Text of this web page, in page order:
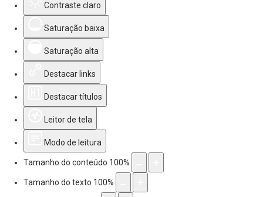
Contraste claro
Saturação baixa
Saturação alta
Destacar links
Destacar títulos
Leitor de tela
Modo de leitura
Tamanho do conteúdo 100%
Tamanho do texto 100%